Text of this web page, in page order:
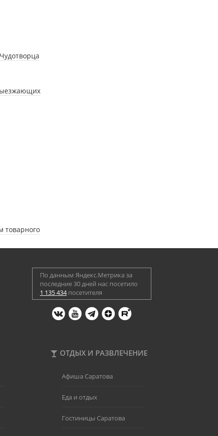
товарного
По данным Яндекс.Метрика за
последние 30 дней нас посетило
1 135 434посетителя
ОТДЫХ И РАЗВЛЕЧЕНИЕ
Афиша Саратова
Еда и отдых
Гостиницы Саратова